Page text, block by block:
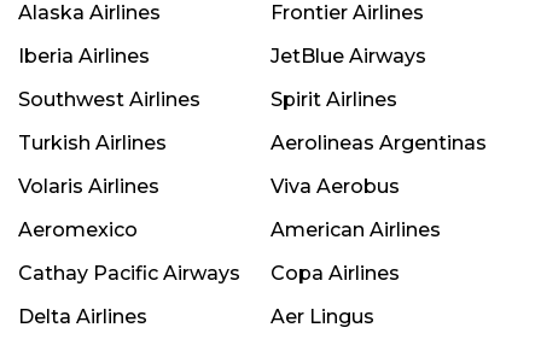
Alaska Airlines
Frontier Airlines
Iberia Airlines
JetBlue Airways
Southwest Airlines
Spirit Airlines
Turkish Airlines
Aerolineas Argentinas
Volaris Airlines
Viva Aerobus
Aeromexico
American Airlines
Cathay Pacific Airways
Copa Airlines
Delta Airlines
Aer Lingus